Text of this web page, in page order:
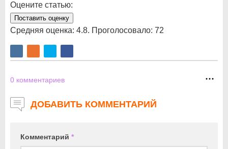
Оцените статью:
Поставить оценку
Средняя оценка: 4.8. Проголосовало: 72
0 комментариев
ДОБАВИТЬ КОММЕНТАРИЙ
Комментарий *